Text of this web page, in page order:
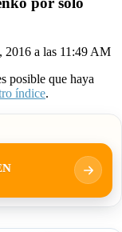
2016 a las 11:49 AM
posible que haya
índice.